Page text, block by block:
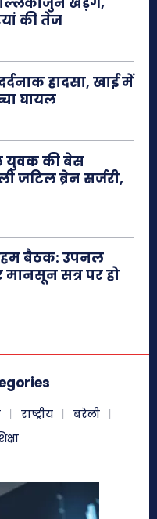
की तेज
हादसा, खाई में
घायल
युवक की बेस
जटिल ब्रेन सर्जरी,
बैठक: उपनल
मानसून सत्र पर हो
राष्ट्रीय
बरेली